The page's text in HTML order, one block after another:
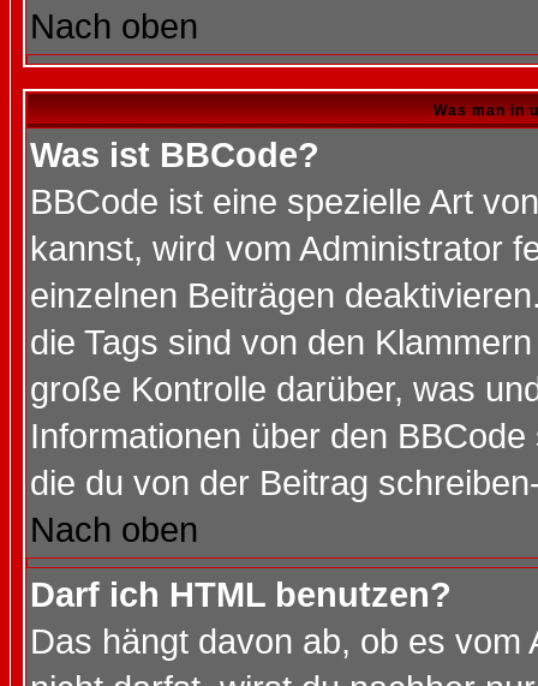
Nach oben
Was man in
Was ist BBCode?
BBCode ist eine spezielle Art
kannst, wird vom Administrator
einzelnen Beiträgen
die Tags sind von den
große Kontrolle darüber, was
Informationen über den
die du von der Beitrag
Nach oben
Darf ich HTML benutzen?
Das hängt davon ab, ob es